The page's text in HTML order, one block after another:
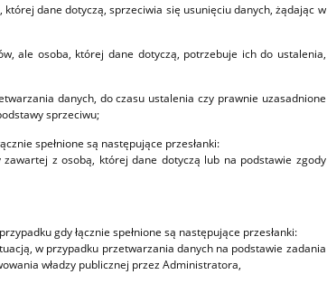
dane dotyczą, sprzeciwia się usunięciu danych, żądając w
ale osoba, której dane dotyczą, potrzebuje ich do ustalenia,
danych, do czasu ustalenia czy prawnie uzasadnione
sprzeciwu;
spełnione są następujące przesłanki:
z osobą, której dane dotyczą lub na podstawie zgody
gdy łącznie spełnione są następujące przesłanki:
w przypadku przetwarzania danych na podstawie zadania
władzy publicznej przez Administratora,